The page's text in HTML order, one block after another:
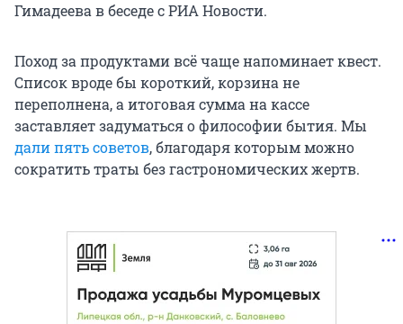
Гимадеева в беседе с РИА Новости.
Поход за продуктами всё чаще напоминает квест.
Список вроде бы короткий, корзина не
переполнена, а итоговая сумма на кассе
заставляет задуматься о философии бытия. Мы
дали пять советов, благодаря которым можно
сократить траты без гастрономических жертв.